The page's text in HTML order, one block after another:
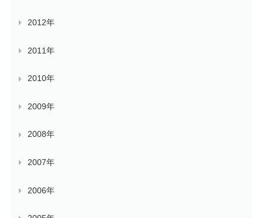
2012年
2011年
2010年
2009年
2008年
2007年
2006年